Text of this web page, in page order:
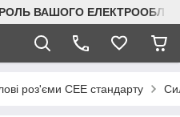
ВАШОГО
роз'єми CEE стандарту